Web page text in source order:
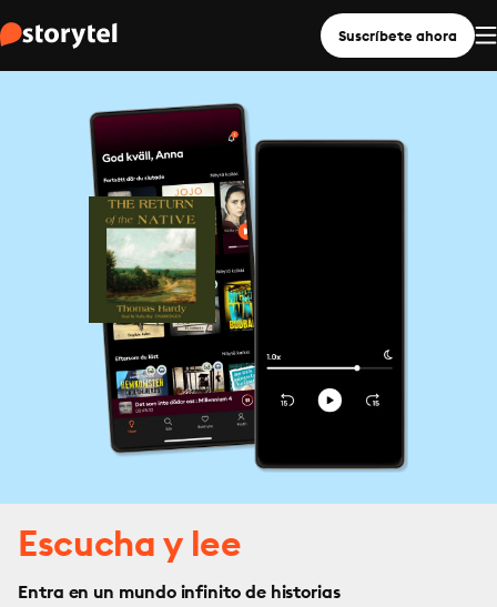
Suscríbete ahora
Escucha y lee
Entra en un mundo infinito de historias